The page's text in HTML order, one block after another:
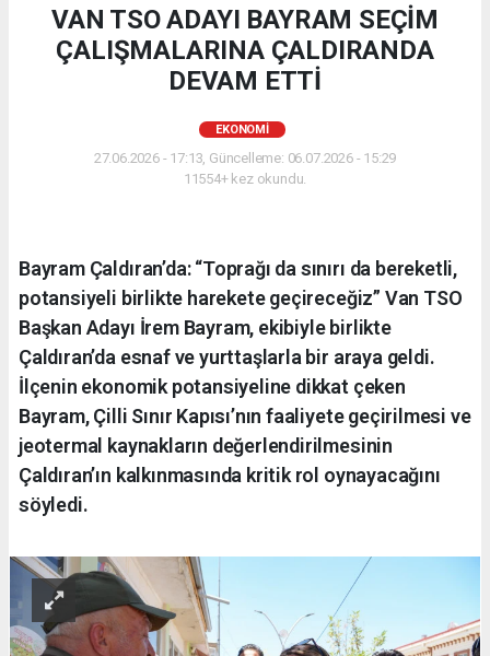
VAN TSO ADAYI BAYRAM SEÇİM
ÇALIŞMALARINA ÇALDIRANDA
DEVAM ETTİ
EKONOMI
27.06.2026 - 17:13, Güncelleme: 06.07.2026 - 15:29
11554+ kez okundu.
Bayram Çaldıran’da: “Toprağı da sınırı da bereketli,
potansiyeli birlikte harekete geçireceğiz” Van TSO
Başkan Adayı İrem Bayram, ekibiyle birlikte
Çaldıran’da esnaf ve yurttaşlarla bir araya geldi.
İlçenin ekonomik potansiyeline dikkat çeken
Bayram, Çilli Sınır Kapısı’nın faaliyete geçirilmesi ve
jeotermal kaynakların değerlendirilmesinin
Çaldıran’ın kalkınmasında kritik rol oynayacağını
söyledi.